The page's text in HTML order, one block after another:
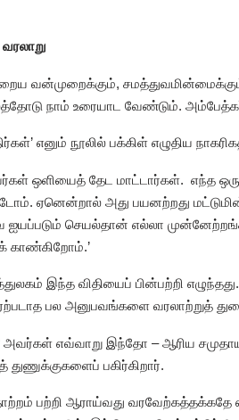
வன்முறைக்கும், சமத்துவமின்மைக்கும்,
நாம் உரையாட வேண்டும்.
எனும் நூலில் பக்கிள் எழுதிய
ஒளியைத் தேட மாட்டார்கள். ‌ எந்த
ஏனென்றால் அது பயனற்றது
செயல்தான் எல்லா
காண்கிறோம்.’
இந்த விதியைப் பின்பற்றி
ஏற்படாத பல அனுபவங்களை வரலாற்றுத்
அவர்கள் எவ்வாறு இந்தோ – ஆரிய
துணுக்குகளைப் பகிர்கிறார்.
பற்றி ஆராய்வது